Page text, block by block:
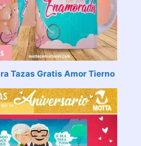
Tazas Gratis Amor Tierno